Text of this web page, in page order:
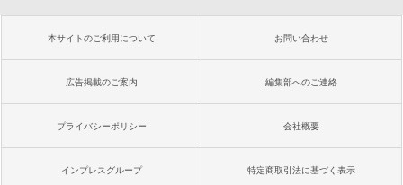
本サイトのご利用について お問い合わせ
広告掲載のご案内 編集部へのご連絡
プライバシーポリシー 会社概要
インプレスグループ 特定商取引法に基づく表示